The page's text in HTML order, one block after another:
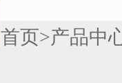
首页>产品中